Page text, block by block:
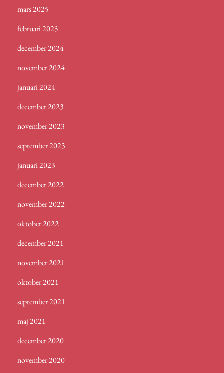
mars 2025
februari 2025
december 2024
november 2024
januari 2024
december 2023
november 2023
september 2023
januari 2023
december 2022
november 2022
oktober 2022
december 2021
november 2021
oktober 2021
september 2021
maj 2021
december 2020
november 2020